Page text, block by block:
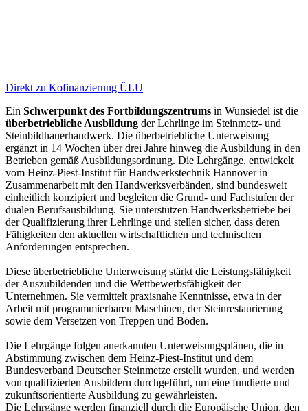
Direkt zu Kofinanzierung ÜLU
Ein Schwerpunkt des Fortbildungszentrums in Wunsiedel ist die
überbetriebliche Ausbildung der Lehrlinge im Steinmetz- und
Steinbildhauerhandwerk. Die überbetriebliche Unterweisung
ergänzt in 14 Wochen über drei Jahre hinweg die Ausbildung in den
Betrieben gemäß Ausbildungsordnung. Die Lehrgänge, entwickelt
vom Heinz-Piest-Institut für Handwerkstechnik Hannover in
Zusammenarbeit mit den Handwerksverbänden, sind bundesweit
einheitlich konzipiert und begleiten die Grund- und Fachstufen der
dualen Berufsausbildung. Sie unterstützen Handwerksbetriebe bei
der Qualifizierung ihrer Lehrlinge und stellen sicher, dass deren
Fähigkeiten den aktuellen wirtschaftlichen und technischen
Anforderungen entsprechen.
Diese überbetriebliche Unterweisung stärkt die Leistungsfähigkeit
der Auszubildenden und die Wettbewerbsfähigkeit der
Unternehmen. Sie vermittelt praxisnahe Kenntnisse, etwa in der
Arbeit mit programmierbaren Maschinen, der Steinrestaurierung
sowie dem Versetzen von Treppen und Böden.
Die Lehrgänge folgen anerkannten Unterweisungsplänen, die in
Abstimmung zwischen dem Heinz-Piest-Institut und dem
Bundesverband Deutscher Steinmetze erstellt wurden, und werden
von qualifizierten Ausbildern durchgeführt, um eine fundierte und
zukunftsorientierte Ausbildung zu gewährleisten.
Die Lehrgänge werden finanziell durch die Europäische Union, den